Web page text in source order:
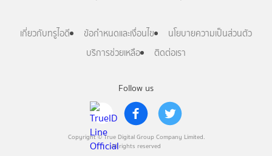
Follow us
Copyright © True Digital Group Company Limited.
All rights reserved
เกี่ยวกับทรูไอดี ข้อกำหนดและเงื่อนไข
นโยบายความเป็นส่วนตัว
บริการช่วยเหลือ
ติดต่อเรา